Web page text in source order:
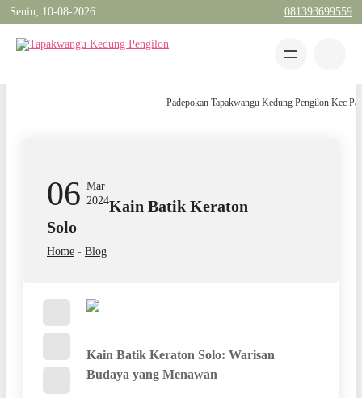
Senin, 10-08-2026 081393699559
Padepokan Tapakwangu Kedung Pengilon Kec
06 Mar
2024Kain Batik Keraton
Solo
Home - Blog
Kain Batik Keraton Solo: Warisan
Budaya yang Menawan